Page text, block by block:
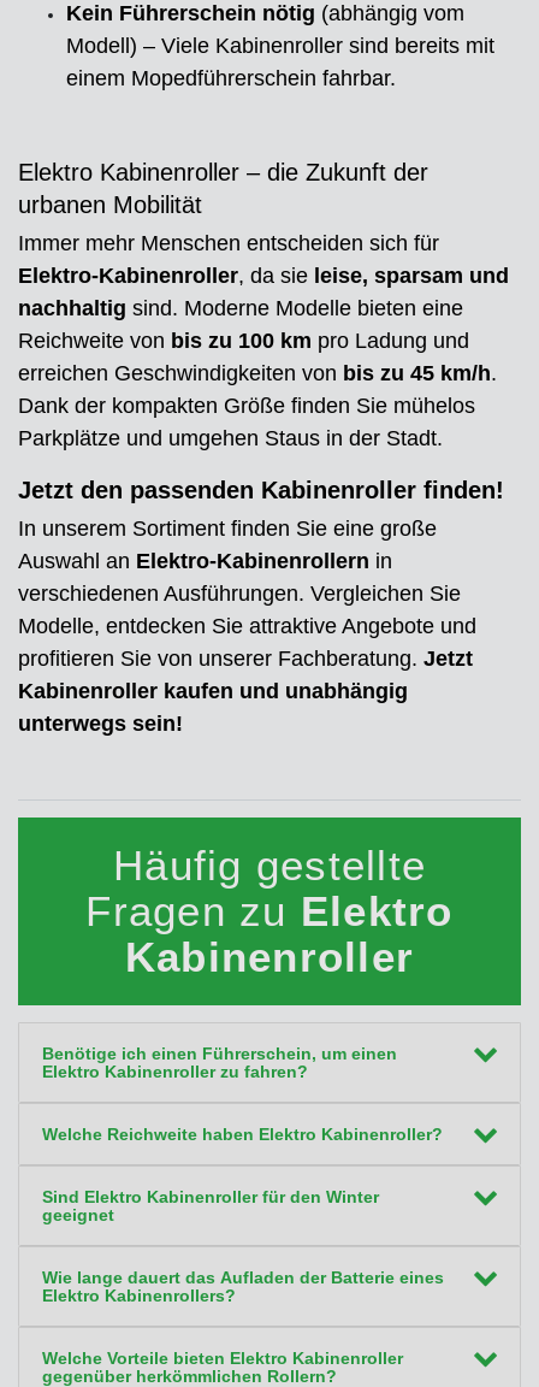
Kein Führerschein nötig (abhängig vom
Modell) – Viele Kabinenroller sind bereits mit
einem Mopedführerschein fahrbar.
Elektro Kabinenroller – die Zukunft der
urbanen Mobilität
Immer mehr Menschen entscheiden sich für
Elektro-Kabinenroller, da sie leise, sparsam und
nachhaltig sind. Moderne Modelle bieten eine
Reichweite von bis zu 100 km pro Ladung und
erreichen Geschwindigkeiten von bis zu 45 km/h.
Dank der kompakten Größe finden Sie mühelos
Parkplätze und umgehen Staus in der Stadt.
Jetzt den passenden Kabinenroller finden!
In unserem Sortiment finden Sie eine große
Auswahl an Elektro-Kabinenrollern in
verschiedenen Ausführungen. Vergleichen Sie
Modelle, entdecken Sie attraktive Angebote und
profitieren Sie von unserer Fachberatung. Jetzt
Kabinenroller kaufen und unabhängig
unterwegs sein!
Häufig gestellte
Fragen zu Elektro
Kabinenroller
Benötige ich einen Führerschein, um einen
Elektro Kabinenroller zu fahren?
Welche Reichweite haben Elektro Kabinenroller?
Sind Elektro Kabinenroller für den Winter
geeignet
Wie lange dauert das Aufladen der Batterie eines
Elektro Kabinenrollers?
Welche Vorteile bieten Elektro Kabinenroller
gegenüber herkömmlichen Rollern?